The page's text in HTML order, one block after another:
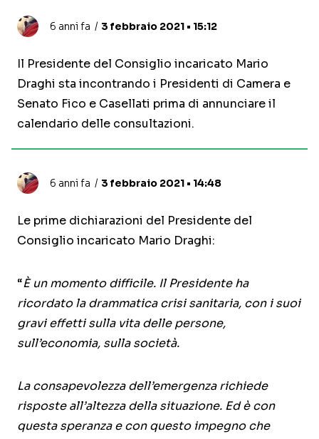
6 anni fa 3 febbraio 2021 • 15:12
Il Presidente del Consiglio incaricato Mario
Draghi sta incontrando i Presidenti di Camera e
Senato Fico e Casellati prima di annunciare il
calendario delle consultazioni.
6 anni fa 3 febbraio 2021 • 14:48
Le prime dichiarazioni del Presidente del
Consiglio incaricato Mario Draghi:
“È un momento difficile. Il Presidente ha
ricordato la drammatica crisi sanitaria, con i suoi
gravi effetti sulla vita delle persone,
sull’economia, sulla società.
La consapevolezza dell’emergenza richiede
risposte all’altezza della situazione. Ed è con
questa speranza e con questo impegno che